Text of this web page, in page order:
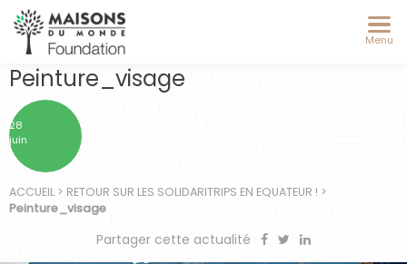
Menu
Peinture_visage
28
juin
ACCUEIL > RETOUR SUR LES SOLIDARITRIPS EN EQUATEUR ! >
Peinture_visage
Partager cette actualité